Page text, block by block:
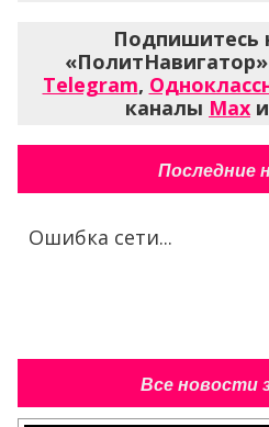
Подпишитесь
Telegram,
каналы Max и
Последние
Ошибка сети...
Все новости